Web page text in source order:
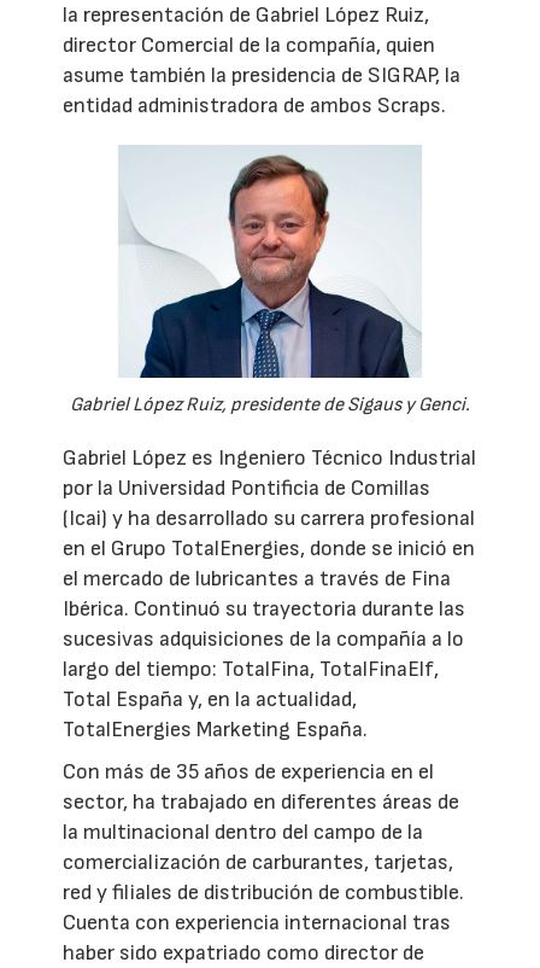
la representación de Gabriel López Ruiz,
director Comercial de la compañía, quien
asume también la presidencia de SIGRAP, la
entidad administradora de ambos Scraps.
Gabriel López Ruiz, presidente de Sigaus y Genci.
Gabriel López es Ingeniero Técnico Industrial
por la Universidad Pontificia de Comillas
(Icai) y ha desarrollado su carrera profesional
en el Grupo TotalEnergies, donde se inició en
el mercado de lubricantes a través de Fina
Ibérica. Continuó su trayectoria durante las
sucesivas adquisiciones de la compañía a lo
largo del tiempo: TotalFina, TotalFinaElf,
Total España y, en la actualidad,
TotalEnergies Marketing España.
Con más de 35 años de experiencia en el
sector, ha trabajado en diferentes áreas de
la multinacional dentro del campo de la
comercialización de carburantes, tarjetas,
red y filiales de distribución de combustible.
Cuenta con experiencia internacional tras
haber sido expatriado como director de